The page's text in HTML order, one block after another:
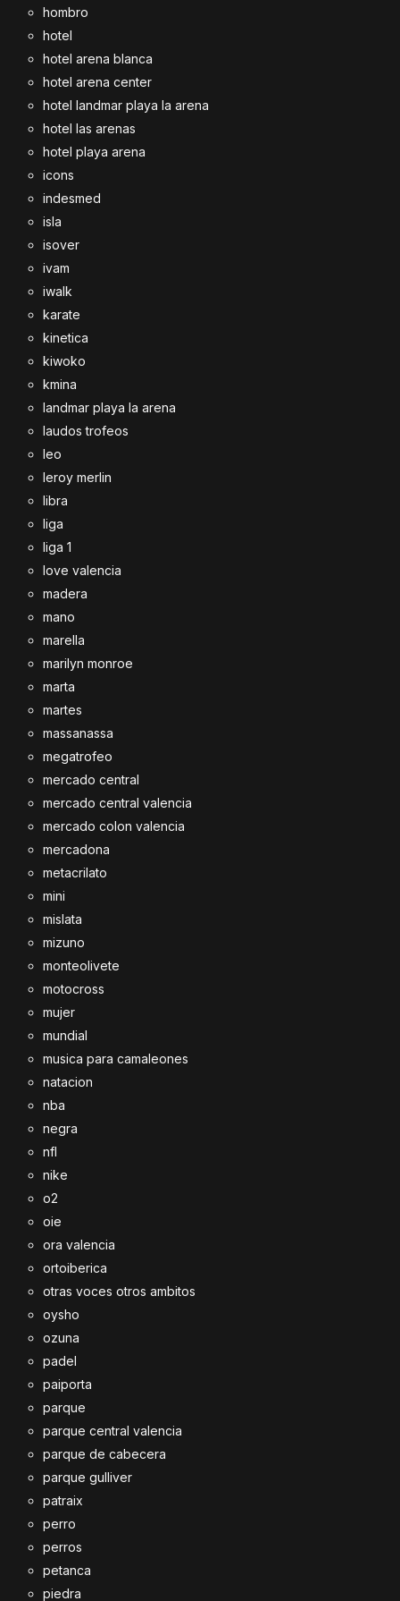
hombro
hotel
hotel arena blanca
hotel arena center
hotel landmar playa la arena
hotel las arenas
hotel playa arena
icons
indesmed
isla
isover
ivam
iwalk
karate
kinetica
kiwoko
kmina
landmar playa la arena
laudos trofeos
leo
leroy merlin
libra
liga
liga 1
love valencia
madera
mano
marella
marilyn monroe
marta
martes
massanassa
megatrofeo
mercado central
mercado central valencia
mercado colon valencia
mercadona
metacrilato
mini
mislata
mizuno
monteolivete
motocross
mujer
mundial
musica para camaleones
natacion
nba
negra
nfl
nike
o2
oie
ora valencia
ortoiberica
otras voces otros ambitos
oysho
ozuna
padel
paiporta
parque
parque central valencia
parque de cabecera
parque gulliver
patraix
perro
perros
petanca
piedra